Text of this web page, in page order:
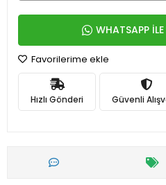
WHATSAPP
Favorilerime ekle
Hızlı Gönderi Güvenli